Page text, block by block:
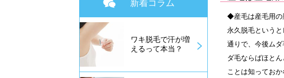
◆産毛は産毛用の
永久脱毛という
通りで、今後ム
ダ毛ならばほと
ことは知ってお
新着コラム
ワキ脱毛で汗が増
えるって本当？